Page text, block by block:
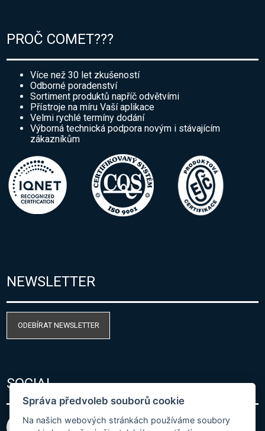
PROČ COMET???
Více než 30 let zkušeností
Odborné poradenství
Sortiment produktů napříč odvětvími
Přístroje na míru Vaší aplikace
Velmi rychlé termíny dodání
Výborná technická podpora novým i stávajícím
zákazníkům
NEWSLETTER
ODEBÍRAT NEWSLETTER
SOCIAL
Správa předvoleb souborů cookie
Na našich webových stránkách používáme soubory